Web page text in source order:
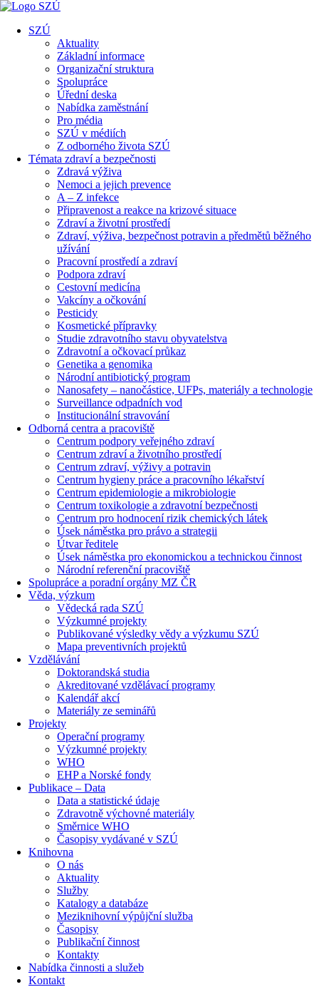
SZÚ
Aktuality
Základní informace
Organizační struktura
Spolupráce
Úřední deska
Nabídka zaměstnání
Pro média
SZÚ v médiích
Z odborného života SZÚ
Témata zdraví a bezpečnosti
Zdravá výživa
Nemoci a jejich prevence
A – Z infekce
Připravenost a reakce na krizové situace
Zdraví a životní prostředí
Zdraví, výživa, bezpečnost potravin a předmětů běžného
užívání
Pracovní prostředí a zdraví
Podpora zdraví
Cestovní medicína
Vakcíny a očkování
Pesticidy
Kosmetické přípravky
Studie zdravotního stavu obyvatelstva
Zdravotní a očkovací průkaz
Genetika a genomika
Národní antibiotický program
Nanosafety – nanočástice, UFPs, materiály a technologie
Surveillance odpadních vod
Institucionální stravování
Odborná centra a pracoviště
Centrum podpory veřejného zdraví
Centrum zdraví a životního prostředí
Centrum zdraví, výživy a potravin
Centrum hygieny práce a pracovního lékařství
Centrum epidemiologie a mikrobiologie
Centrum toxikologie a zdravotní bezpečnosti
Centrum pro hodnocení rizik chemických látek
Úsek náměstka pro právo a strategii
Útvar ředitele
Úsek náměstka pro ekonomickou a technickou činnost
Národní referenční pracoviště
Spolupráce a poradní orgány MZ ČR
Věda, výzkum
Vědecká rada SZÚ
Výzkumné projekty
Publikované výsledky vědy a výzkumu SZÚ
Mapa preventivních projektů
Vzdělávání
Doktorandská studia
Akreditované vzdělávací programy
Kalendář akcí
Materiály ze seminářů
Projekty
Operační programy
Výzkumné projekty
WHO
EHP a Norské fondy
Publikace – Data
Data a statistické údaje
Zdravotně výchovné materiály
Směrnice WHO
Časopisy vydávané v SZÚ
Knihovna
O nás
Aktuality
Služby
Katalogy a databáze
Meziknihovní výpůjční služba
Časopisy
Publikační činnost
Kontakty
Nabídka činnosti a služeb
Kontakt